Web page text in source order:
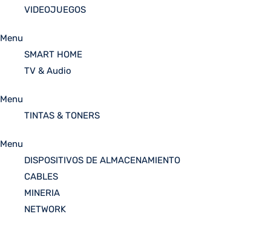
VIDEOJUEGOS
Menu
SMART HOME
TV & Audio
Menu
TINTAS & TONERS
Menu
DISPOSITIVOS DE ALMACENAMIENTO
CABLES
MINERIA
NETWORK